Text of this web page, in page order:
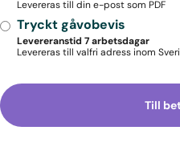
Levereras till din e-post som PDF
Tryckt gåvobevis
Levereranstid 7 arbetsdagar
Levereras till valfri adress inom
Till